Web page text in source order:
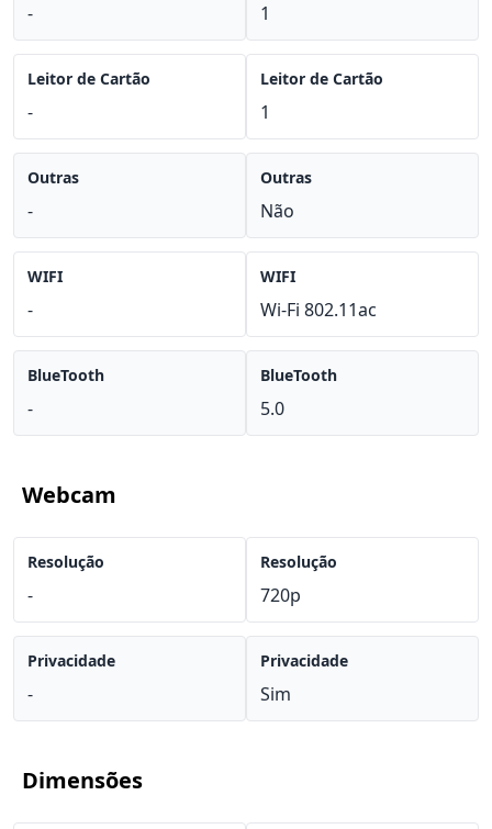
-
Leitor de Cartão
-
Outras
-
WIFI
-
BlueTooth
-
1
Leitor de Cartão
1
Outras
Não
WIFI
Wi-Fi 802.11ac
BlueTooth
5.0
Webcam
Resolução
-
Privacidade
-
Resolução
720p
Privacidade
Sim
Dimensões